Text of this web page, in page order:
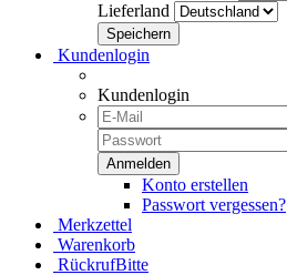
Lieferland
Kundenlogin
Kundenlogin
Konto erstellen
Passwort vergessen?
Merkzettel
Warenkorb
RückrufBitte